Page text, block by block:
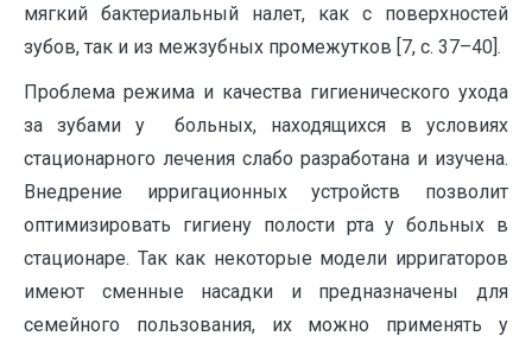
мягкий бактериальный налет, как с поверхностей
зубов, так и из межзубных промежутков [7, с. 37–40].
Проблема режима и качества гигиенического ухода
за зубами у больных, находящихся в условиях
стационарного лечения слабо разработана и изучена.
Внедрение ирригационных устройств позволит
оптимизировать гигиену полости рта у больных в
стационаре. Так как некоторые модели ирригаторов
имеют сменные насадки и предназначены для
семейного пользования, их можно применять у